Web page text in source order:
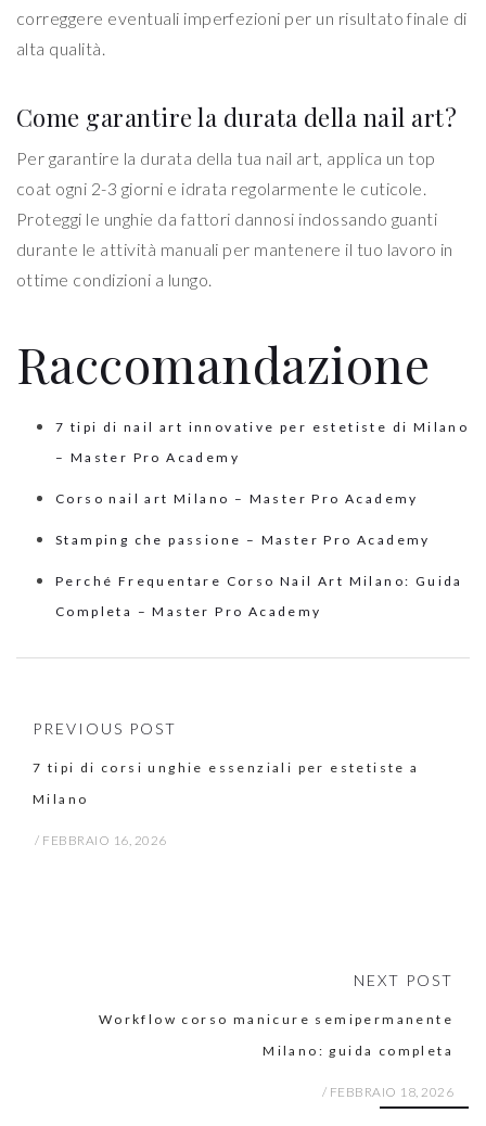
correggere eventuali imperfezioni per un risultato finale di
alta qualità.
Come garantire la durata della nail art?
Per garantire la durata della tua nail art, applica un top
coat ogni 2-3 giorni e idrata regolarmente le cuticole.
Proteggi le unghie da fattori dannosi indossando guanti
durante le attività manuali per mantenere il tuo lavoro in
ottime condizioni a lungo.
Raccomandazione
7 tipi di nail art innovative per estetiste di Milano
– Master Pro Academy
Corso nail art Milano – Master Pro Academy
Stamping che passione – Master Pro Academy
Perché Frequentare Corso Nail Art Milano: Guida
Completa – Master Pro Academy
PREVIOUS POST
7 tipi di corsi unghie essenziali per estetiste a
Milano
/ FEBBRAIO 16, 2026
NEXT POST
Workflow corso manicure semipermanente
Milano: guida completa
/ FEBBRAIO 18, 2026